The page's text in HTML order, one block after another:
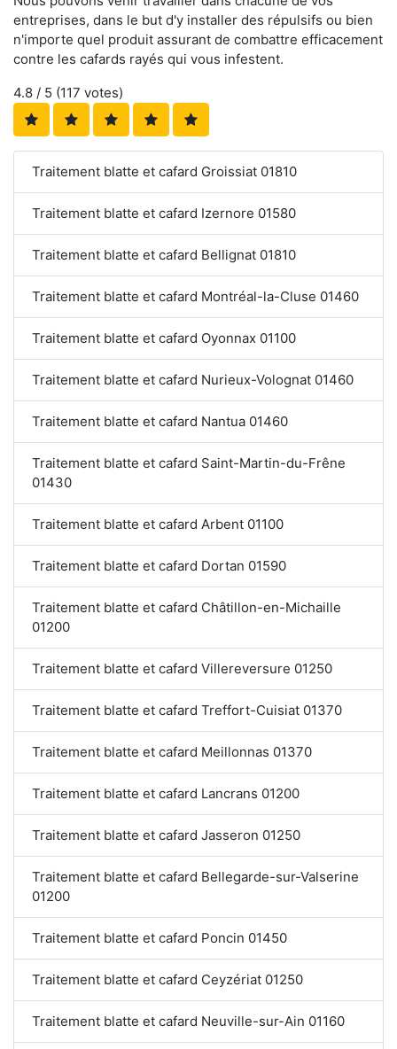
entreprises, dans le but d'y installer des répulsifs ou bien
n'importe quel produit assurant de combattre efficacement
contre les cafards rayés qui vous infestent.
4.8 / 5 (117 votes)
Traitement blatte et cafard Groissiat 01810
Traitement blatte et cafard Izernore 01580
Traitement blatte et cafard Bellignat 01810
Traitement blatte et cafard Montréal-la-Cluse 01460
Traitement blatte et cafard Oyonnax 01100
Traitement blatte et cafard Nurieux-Volognat 01460
Traitement blatte et cafard Nantua 01460
Traitement blatte et cafard Saint-Martin-du-Frêne
01430
Traitement blatte et cafard Arbent 01100
Traitement blatte et cafard Dortan 01590
Traitement blatte et cafard Châtillon-en-Michaille
01200
Traitement blatte et cafard Villereversure 01250
Traitement blatte et cafard Treffort-Cuisiat 01370
Traitement blatte et cafard Meillonnas 01370
Traitement blatte et cafard Lancrans 01200
Traitement blatte et cafard Jasseron 01250
Traitement blatte et cafard Bellegarde-sur-Valserine
01200
Traitement blatte et cafard Poncin 01450
Traitement blatte et cafard Ceyzériat 01250
Traitement blatte et cafard Neuville-sur-Ain 01160